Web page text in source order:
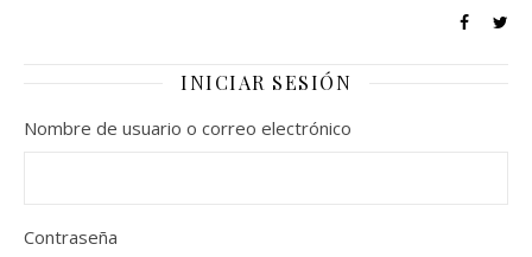
INICIAR SESIÓN
Nombre de usuario o correo electrónico
Contraseña